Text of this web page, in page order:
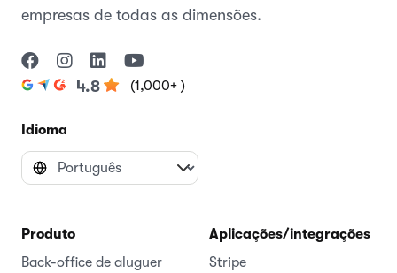
empresas de todas as dimensões.
4.8 (1,000+ )
Idioma
Produto
Back-office de aluguer
Aplicações/integrações
Stripe